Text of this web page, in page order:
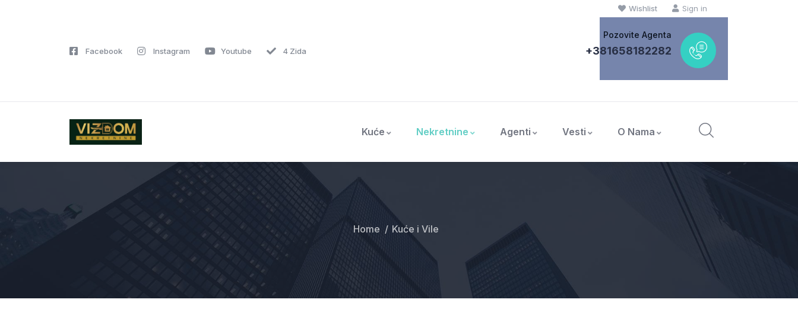
Facebook Instagram Youtube 4 Zida
Wishlist Sign in
Pozovite Agenta
+381658182282
Kuće Nekretnine Agenti Vesti O Nama
Home Kuće i Vile